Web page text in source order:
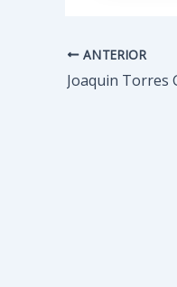
Navegación
de
ANTERIOR
Joaquin Torres